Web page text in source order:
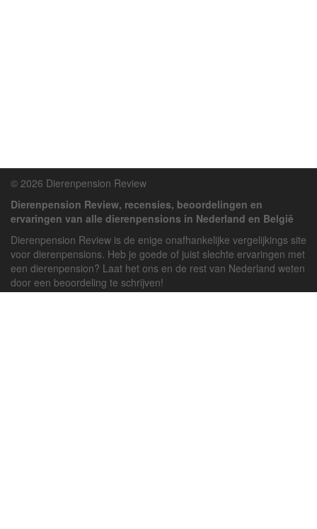
© 2026 Dierenpension Review
Dierenpension Review, recensies, beoordelingen en
ervaringen van alle dierenpensions in Nederland en België
Dierenpension Review is de enige onafhankelijke vergelijkings site
voor dierenpensions. Heb je goede of juist slechte ervaringen met
een dierenpension? Laat het ons en de rest van Nederland weten
door een beoordeling te schrijven!